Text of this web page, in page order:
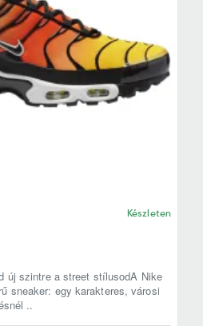
Készleten
új szintre a street stílusodA Nike
sneaker: egy karakteres, városi
..